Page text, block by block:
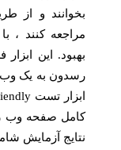
بخوانند و از
مراجعه کنند ،
بهبود. این
رسدون به یک وب
کامل صفحه وب
نتایج آزمایش